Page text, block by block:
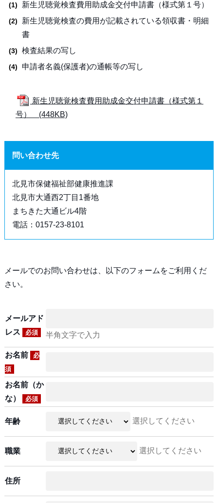
新生児聴覚検査費用助成金交付申請書（様式第１号）
新生児聴覚検査の費用が記載されている領収書・明細
書
検査結果の写し
申請者名義(保護者)の通帳等の写し
新生児聴覚検査費用助成金交付申請書（様式第１
号） (448KB)
問い合わせ先
北見市保健福祉部健康推進課
北見市大通西2丁目1番地
まちきた大通ビル4階
電話：0157-23-8101
メールでのお問い合わせは、以下のフォームをご利用くだ
さい。
メールアド
レス
必須 半角文字で入力
お名前
必
須
お名前（か
な）
必須
年齢 選択してください
職業 選択してください
住所